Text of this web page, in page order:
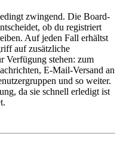
zwingend. Die Board-
ob du registriert
Auf jeden Fall erhältst
auf zusätzliche
Verfügung stehen: zum
E-Mail-Versand an
und so weiter.
da sie schnell erledigt ist